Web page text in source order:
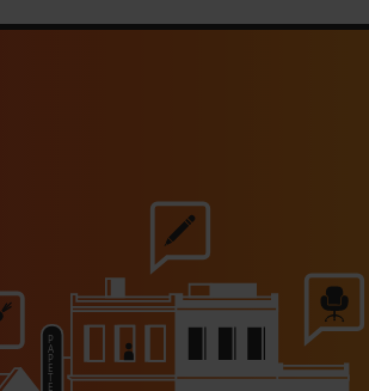
Valrhona célèbre les 40 ans du
déjeuners estivaux au bord de sa
piscine
30/07/2026
Le SDI appelle à ne pas alourdir la
fiscalité des TPE